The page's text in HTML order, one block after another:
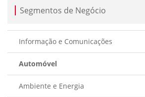
Segmentos de Negócio
Informação e Comunicações
Automóvel
Ambiente e Energia